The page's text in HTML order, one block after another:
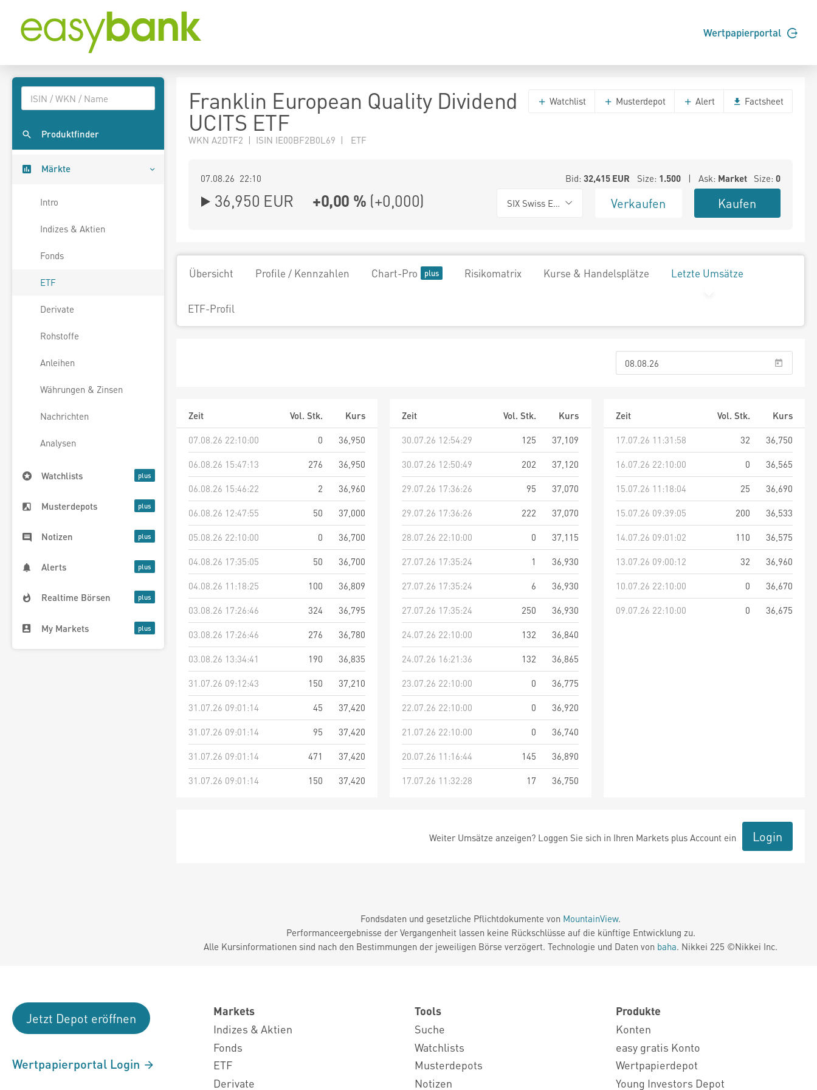
Wertpapierportal
Produktfinder
Märkte
Intro
Indizes & Aktien
Fonds
ETF
Derivate
Rohstoffe
Anleihen
Währungen & Zinsen
Nachrichten
Analysen
Watchlists
Musterdepots
Notizen
Alerts
Realtime Börsen
My Markets
Franklin European Quality Dividend
UCITS ETF
WKN A2DTF2 | ISIN IE00BF2B0L69 | ETF
Watchlist Musterdepot Alert Factsheet
07.08.26 22:10 Bid: 32,415EUR Size: 1.500| Ask: Market Size: 0
36,950 EUR +0,00 % (+0,000) SIX Swiss Exchange Verkaufen Kaufen
Übersicht Profile / Kennzahlen Chart-Pro Risikomatrix Kurse & Handelsplätze Letzte Umsätze
ETF-Profil
Zeit Vol. Stk.
Kurs
07.08.26 22:10:00
0
36,950
06.08.26 15:47:13
276
36,950
06.08.26 15:46:22
2
36,960
06.08.26 12:47:55
50
37,000
05.08.26 22:10:00
0
36,700
04.08.26 17:35:05
50
36,700
04.08.26 11:18:25
100
36,809
03.08.26 17:26:46
324
36,795
03.08.26 17:26:46
276
36,780
03.08.26 13:34:41
190
36,835
31.07.26 09:12:43
150
37,210
31.07.26 09:01:14
45
37,420
31.07.26 09:01:14
95
37,420
31.07.26 09:01:14
471
37,420
31.07.26 09:01:14
150 37,420
Zeit Vol. Stk.
Kurs
30.07.26 12:54:29
125
37,109
30.07.26 12:50:49
202
37,120
29.07.26 17:36:26
95
37,070
29.07.26 17:36:26
222
37,070
28.07.26 22:10:00
0
37,115
27.07.26 17:35:24
1
36,930
27.07.26 17:35:24
6
36,930
27.07.26 17:35:24
250
36,930
24.07.26 22:10:00
132
36,840
24.07.26 16:21:36
132
36,865
23.07.26 22:10:00
0
36,775
22.07.26 22:10:00
0
36,920
21.07.26 22:10:00
0
36,740
20.07.26 11:16:44
145
36,890
17.07.26 11:32:28
17 36,750
Zeit Vol. Stk.
Kurs
17.07.26 11:31:58
32
36,750
16.07.26 22:10:00
0
36,565
15.07.26 11:18:04
25
36,690
15.07.26 09:39:05
200
36,533
14.07.26 09:01:02
110
36,575
13.07.26 09:00:12
32
36,960
10.07.26 22:10:00
0
36,670
09.07.26 22:10:00
0 36,675
Weiter Umsätze anzeigen? Loggen Sie sich in Ihren Markets plus Account ein Login
Fondsdaten und gesetzliche Pflichtdokumente von MountainView.
Performanceergebnisse der Vergangenheit lassen keine Rückschlüsse auf die künftige Entwicklung zu.
Alle Kursinformationen sind nach den Bestimmungen der jeweiligen Börse verzögert. Technologie und Daten von baha. Nikkei 225 ©Nikkei Inc.
Jetzt Depot eröffnen
Wertpapierportal Login
Markets
Indizes & Aktien
Fonds
ETF
Derivate
Tools
Suche
Watchlists
Musterdepots
Notizen
Produkte
Konten
easy gratis Konto
Wertpapierdepot
Young Investors Depot